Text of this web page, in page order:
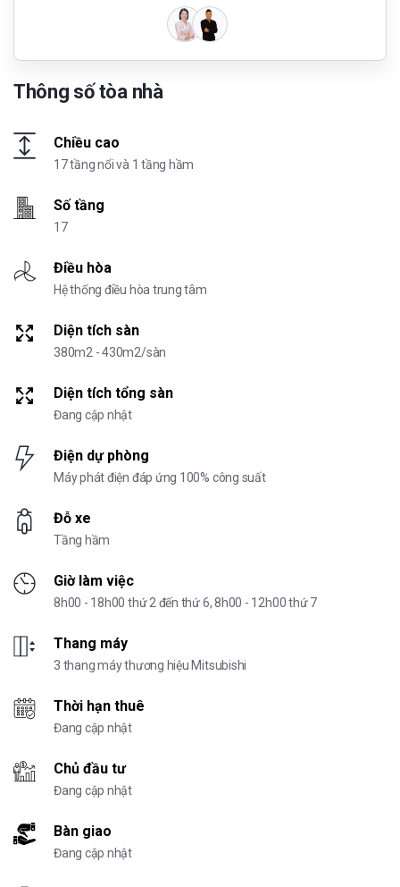
Thông số tòa nhà
Chiều cao
17 tầng nổi và 1 tầng hầm
Số tầng
17
Điều hòa
Hệ thống điều hòa trung tâm
Diện tích sàn
380m2 - 430m2/sàn
Diện tích tổng sàn
Đang cập nhật
Điện dự phòng
Máy phát điện đáp ứng 100% công suất
Đỗ xe
Tầng hầm
Giờ làm việc
8h00 - 18h00 thứ 2 đến thứ 6, 8h00 - 12h00 thứ 7
Thang máy
3 thang máy thương hiệu Mitsubishi
Thời hạn thuê
Đang cập nhật
Chủ đầu tư
Đang cập nhật
Bàn giao
Đang cập nhật